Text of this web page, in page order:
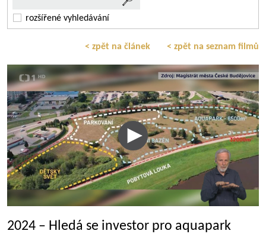
rozšířené vyhledávání
< zpět na článek < zpět na seznam filmů
2024 – Hledá se investor pro aquapark